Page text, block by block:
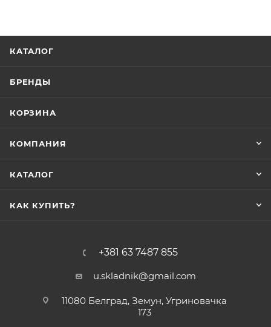
КАТАЛОГ
БРЕНДЫ
КОРЗИНА
КОМПАНИЯ
КАТАЛОГ
КАК КУПИТЬ?
+381 63 7487 855
u.skladnik@gmail.com
11080 Белград, Земун, Угриновачка
173